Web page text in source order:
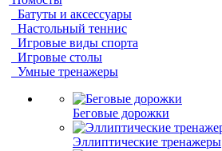
Батуты и аксессуары
Настольный теннис
Игровые виды спорта
Игровые столы
Умные тренажеры
Беговые дорожки
Эллиптические тренажеры